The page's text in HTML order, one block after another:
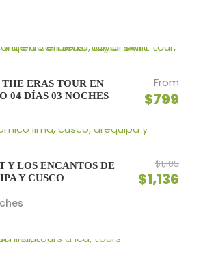
ERAS TOUR EN
04 DÍAS 03 NOCHES
From
$799
Y LOS ENCANTOS DE
Y CUSCO
$1,185
$1,136